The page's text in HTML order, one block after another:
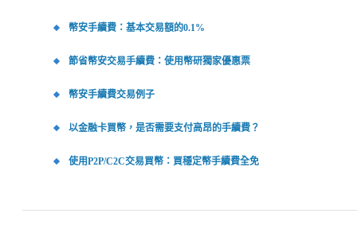
幣安手續費：基本交易額的0.1%
節省幣安交易手續費：使用幣研獨家優惠票
幣安手續費交易例子
以金融卡買幣，是否需要支付高昂的手續費？
使用P2P/C2C交易買幣：買穩定幣手續費全免